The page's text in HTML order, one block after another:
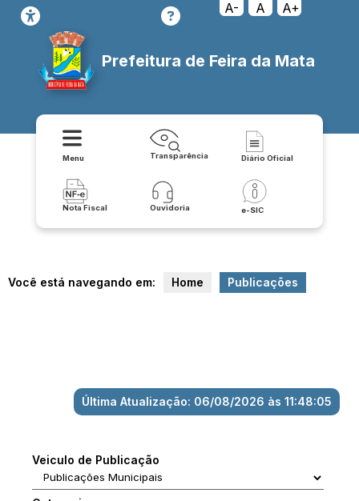
A- A A+
Prefeitura de Feira da Mata
Menu Transparência Diário Oficial
Nota Fiscal Ouvidoria e-SIC
Você está navegando em: Home Publicações
Última Atualização: 06/08/2026 às 11:48:05
Veiculo de Publicação